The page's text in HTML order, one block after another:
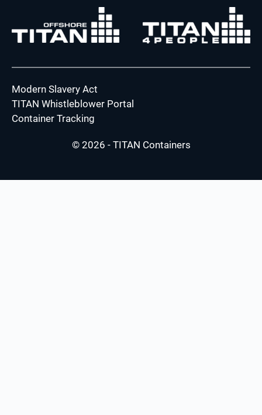
Modern Slavery Act
TITAN Whistleblower Portal
Container Tracking
© 2026 - TITAN Containers